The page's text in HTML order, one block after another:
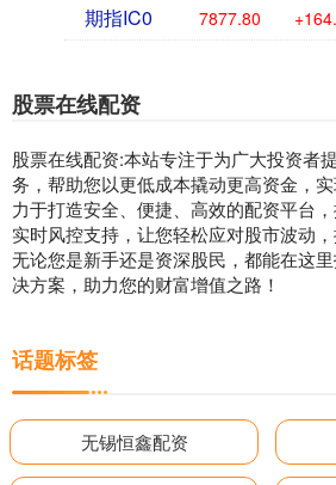
期指IC0 7877.80
股票在线配资
股票在线配资:本站专注于为广大投资者
务，帮助您以更低成本撬动更高资金，
力于打造安全、便捷、高效的配资平台
实时风控支持，让您轻松应对股市波动，
无论您是新手还是资深股民，都能在这
决方案，助力您的财富增值之路！
话题标签
无锡恒鑫配资